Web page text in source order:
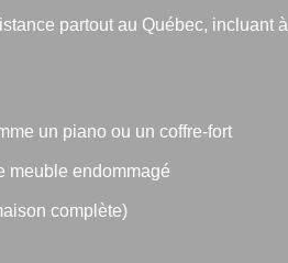
partout au Québec, incluant à
un piano ou un coffre-fort
meuble endommagé
complète)